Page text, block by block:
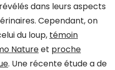
dans leurs aspects
Cependant, on
du loup, témoin
Natureet proche
. Une récente étude a de